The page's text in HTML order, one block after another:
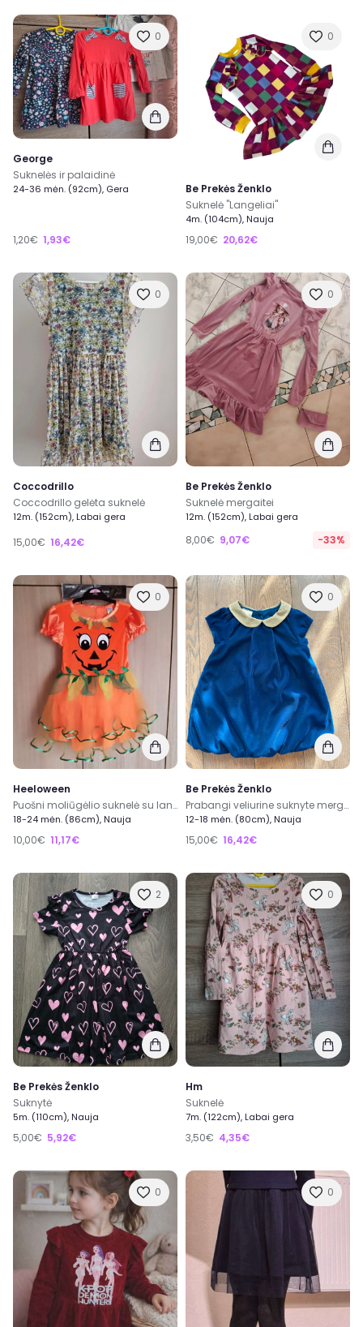
0
George
Suknelės ir palaidinė
24-36 mėn. (92cm), Gera
1,20€ 1,93€
0
Be Prekės Ženklo
Suknelė "Langeliai"
4m. (104cm), Nauja
19,00€ 20,62€
0
Coccodrillo
Coccodrillo gelėta suknelė
12m. (152cm), Labai gera
15,00€ 16,42€
0
Be Prekės Ženklo
Suknelė mergaitei
12m. (152cm), Labai gera
8,00€ 9,07€ -33%
0
Heeloween
Puošni moliūgėlio suknelė su lankeliu
18-24 mėn. (86cm), Nauja
10,00€ 11,17€
0
Be Prekės Ženklo
Prabangi veliurine suknyte mergaitei
12-18 mėn. (80cm), Nauja
15,00€ 16,42€
2
Be Prekės Ženklo
Suknytė
5m. (110cm), Nauja
5,00€ 5,92€
0
Hm
Suknelė
7m. (122cm), Labai gera
3,50€ 4,35€
0 0